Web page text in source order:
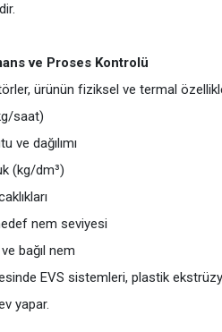
ve Proses Kontrolü
ürünün fiziksel ve termal
saat)
ve dağılımı
(kg/dm³)
nem seviyesi
ve bağıl nem
EVS sistemleri, plastik
yapar.